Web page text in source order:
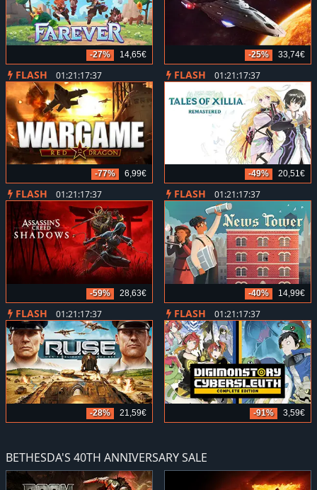
-27% 14,65€ -25% 33,74€
FLASH 01:21:17:35
-77% 6,99€
FLASH 01:21:17:35
-49% 20,51€
FLASH 01:21:17:35
-59% 28,63€
FLASH 01:21:17:35
-40% 14,99€
FLASH 01:21:17:35
-28% 21,59€
FLASH 01:21:17:35
-91% 3,59€
BETHESDA'S 40TH ANNIVERSARY SALE